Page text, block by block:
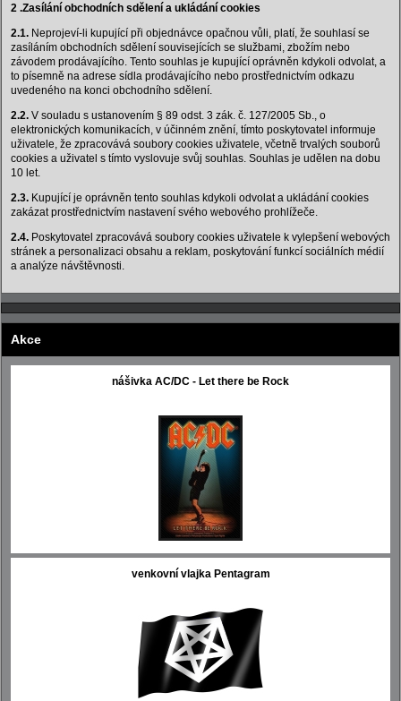
2 .Zasílání obchodních sdělení a ukládání cookies
2.1. Neprojeví-li kupující při objednávce opačnou vůli, platí, že souhlasí se
zasíláním obchodních sdělení souvisejících se službami, zbožím nebo
závodem prodávajícího. Tento souhlas je kupující oprávněn kdykoli odvolat, a
to písemně na adrese sídla prodávajícího nebo prostřednictvím odkazu
uvedeného na konci obchodního sdělení.
2.2. V souladu s ustanovením § 89 odst. 3 zák. č. 127/2005 Sb., o
elektronických komunikacích, v účinném znění, tímto poskytovatel informuje
uživatele, že zpracovává soubory cookies uživatele, včetně trvalých souborů
cookies a uživatel s tímto vyslovuje svůj souhlas. Souhlas je udělen na dobu
10 let.
2.3. Kupující je oprávněn tento souhlas kdykoli odvolat a ukládání cookies
zakázat prostřednictvím nastavení svého webového prohlížeče.
2.4. Poskytovatel zpracovává soubory cookies uživatele k vylepšení webových
stránek a personalizaci obsahu a reklam, poskytování funkcí sociálních médií
a analýze návštěvnosti.
Akce
nášivka AC/DC - Let there be Rock
venkovní vlajka Pentagram